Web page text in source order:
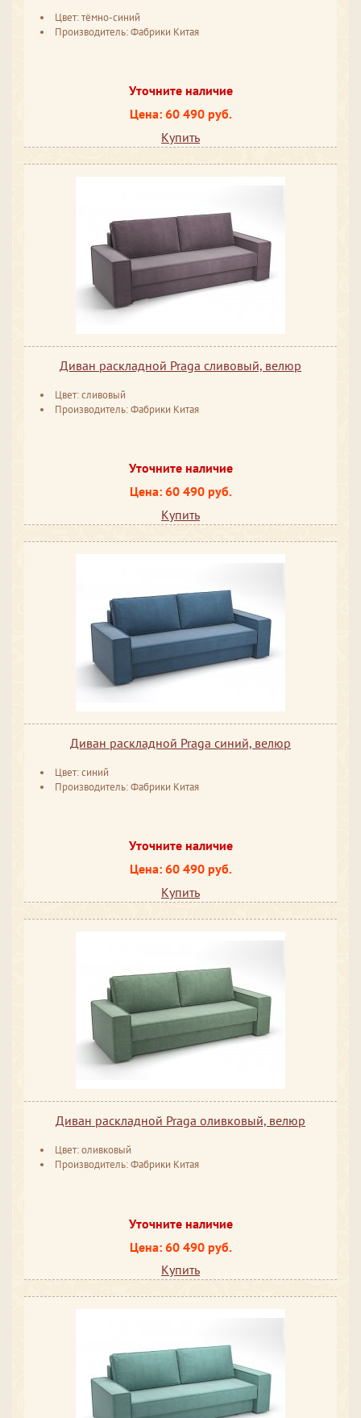
Цвет: тёмно-синий
Производитель: Фабрики Китая
Уточните наличие
Цена: 60 490 руб.
Купить
Диван раскладной Praga сливовый, велюр
Цвет: сливовый
Производитель: Фабрики Китая
Уточните наличие
Цена: 60 490 руб.
Купить
Диван раскладной Praga синий, велюр
Цвет: синий
Производитель: Фабрики Китая
Уточните наличие
Цена: 60 490 руб.
Купить
Диван раскладной Praga оливковый, велюр
Цвет: оливковый
Производитель: Фабрики Китая
Уточните наличие
Цена: 60 490 руб.
Купить